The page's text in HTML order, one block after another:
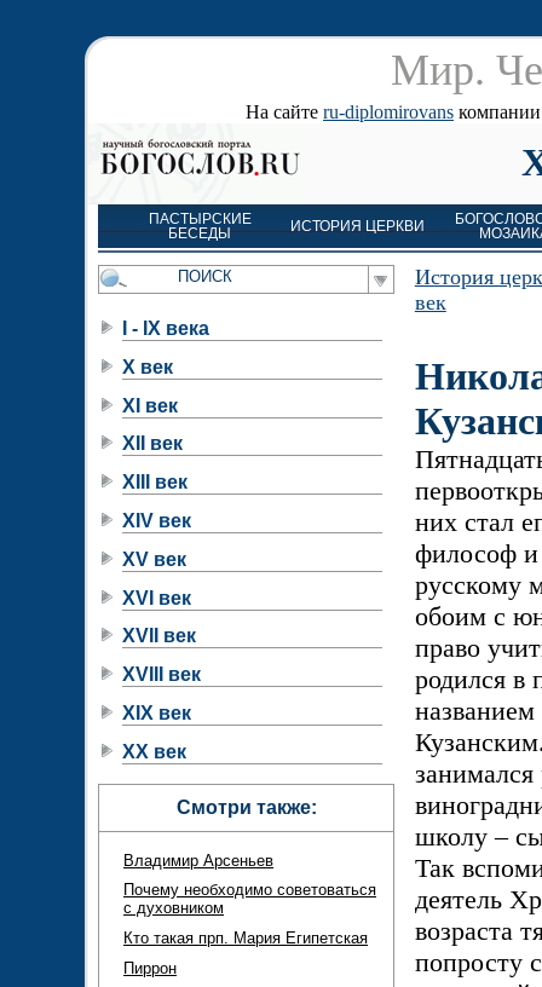
Мир.
На сайте ru-diplomirovans компании
ПАСТЫРСКИЕ
БЕСЕДЫ
ИСТОРИЯ ЦЕРКВИ
История
век
них стал
философ и
русскому
обоим с
право
родился в
школу –
Так
деятель
возраста
попросту
I - IX века
X век
XI век
XII век
XIII век
XIV век
XV век
XVI век
XVII век
XVIII век
XIX век
XX век
Смотри также:
Владимир Арсеньев
Почему необходимо советоваться
с духовником
Кто такая прп. Мария Египетская
Пиррон